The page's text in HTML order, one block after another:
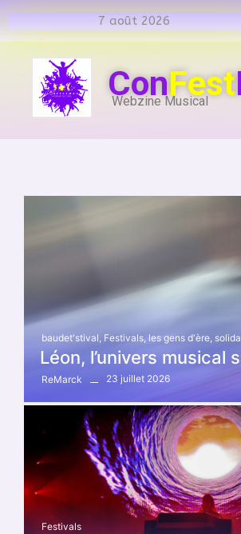
7 août 2026
ConFest
Webzine Musical
baudet'stival Festivals les gens d'ère
Léon, l’univers musical
ReMarck 23 juillet 2026
Festivals